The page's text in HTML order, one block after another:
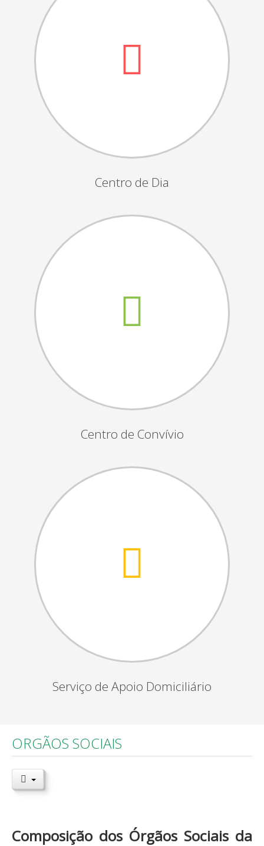
Aniversários da Instituição
Almoço / Lanche de Natal
Atividades Semanais
Feiras e Exposições
Grupos Musicais do Centro de Dia
Outras Actividades
Passeio Vila Nova de Cerveira
Assembleias Gerais
Semana Sénior
Passeio do Idoso
Associados
Publicações Oficiais
Contactos
Centro de Dia
Centro de Convívio
Serviço de Apoio Domiciliário
ORGÃOS SOCIAIS
Composição dos Órgãos Sociais da